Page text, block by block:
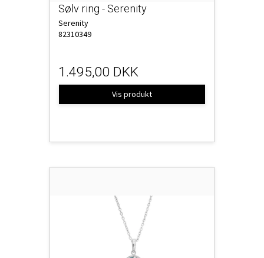
Sølv ring - Serenity
Serenity
82310349
1.495,00 DKK
Vis produkt